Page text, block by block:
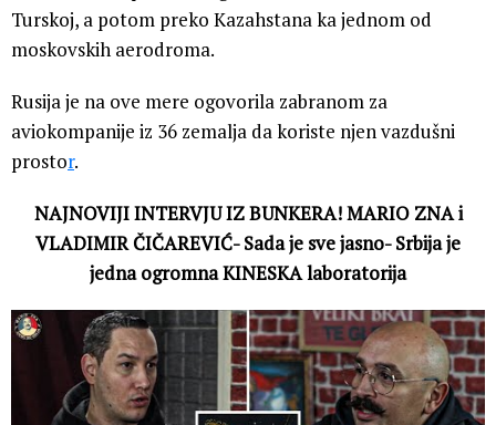
Turskoj, a potom preko Kazahstana ka jednom od
moskovskih aerodroma.
Rusija je na ove mere ogovorila zabranom za
aviokompanije iz 36 zemalja da koriste njen vazdušni
prostor.
NAJNOVIJI INTERVJU IZ BUNKERA! MARIO ZNA i
VLADIMIR ČIČAREVIĆ- Sada je sve jasno- Srbija je
jedna ogromna KINESKA laboratorija